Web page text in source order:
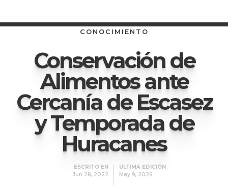
CONOCIMIENTO
Conservación de
Alimentos ante
Cercanía de Escasez
y Temporada de
Huracanes
ESCRITO EN
Jun 28, 2022
ÚLTIMA EDICIÓN
May 9, 2026